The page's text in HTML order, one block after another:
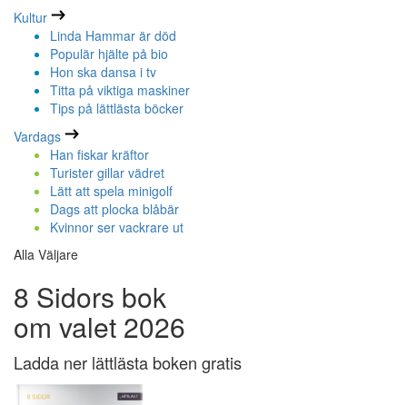
Kultur
Linda Hammar är död
Populär hjälte på bio
Hon ska dansa i tv
Titta på viktiga maskiner
Tips på lättlästa böcker
Vardags
Han fiskar kräftor
Turister gillar vädret
Lätt att spela minigolf
Dags att plocka blåbär
Kvinnor ser vackrare ut
Alla Väljare
8 Sidors bok
om valet 2026
Ladda ner lättlästa boken gratis